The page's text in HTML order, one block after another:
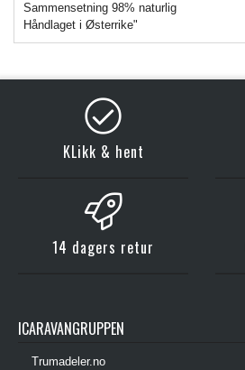
Sammensetning 98% naturlig
Håndlaget i Østerrike"
KLikk & hent
14 dagers retur
ICARAVANGRUPPEN
Trumadeler.no